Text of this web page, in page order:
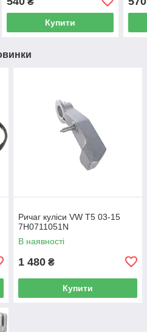
перехідник 2 шт
КОМПЛЕКТ
Купити
Ричаг куліси VW T5 03-15
7H0711051N
В наявності
1 480 ₴
Купити